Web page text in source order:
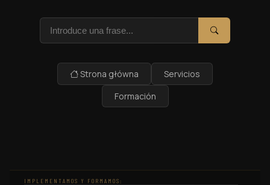
Szukaj
Szukaj
Strona główna
Servicios
Formación
IMPLEMENTAMOS Y FORMAMOS: